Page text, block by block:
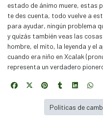
estado de ánimo muere, estas
te des cuenta, todo vuelve a
para ayudar, ningún problema
y quizás también veas las
hombre, el mito, la leyenda y el
cuando era niño en Xcalak
representa un verdadero
Politicas de